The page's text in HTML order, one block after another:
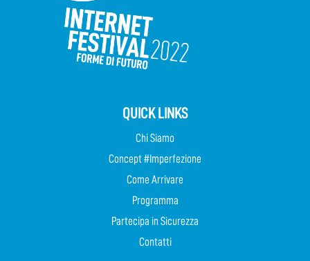
QUICK LINKS
Chi Siamo
Concept #Imperfezione
Come Arrivare
Programma
Partecipa in Sicurezza
Contatti